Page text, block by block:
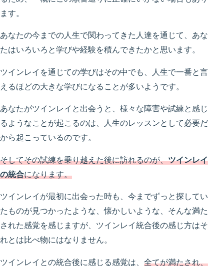
ます。
あなたの今までの人生で関わってきた人達を通じて、あな
たはいろいろと学びや経験を積んできたかと思います。
ツインレイを通じての学びはその中でも、人生で一番と言
えるほどの大きな学びになることが多いようです。
あなたがツインレイと出会うと、様々な障害や試練と感じ
るようなことが起こるのは、人生のレッスンとして必要だ
から起こっているのです。
そしてその試練を乗り越えた後に訪れるのが、ツインレイ
の統合になります。
ツインレイが最初に出会った時も、今までずっと探してい
たものが見つかったような、懐かしいような、そんな満た
された感覚を感じますが、ツインレイ統合後の感じ方はそ
れとは比べ物にはなりません。
ツインレイとの統合後に感じる感覚は、 全てが満たされ、